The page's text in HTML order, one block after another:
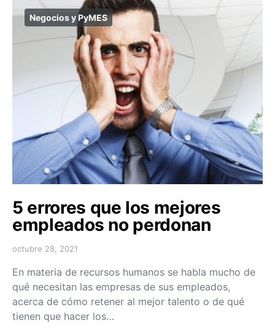
Negocios y PyMES
5 errores que los mejores
empleados no perdonan
octubre 28, 2021
En materia de recursos humanos se habla mucho de
qué necesitan las empresas de sus empleados,
acerca de cómo retener al mejor talento o de qué
tienen que hacer los…